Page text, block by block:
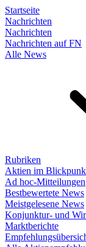
Startseite
Nachrichten
Nachrichten
Nachrichten auf FN
Alle News
Rubriken
Aktien im
Ad hoc-Mitteilungen
Bestbewertete News
Meistgelesene News
Konjunktur- und
Marktberichte